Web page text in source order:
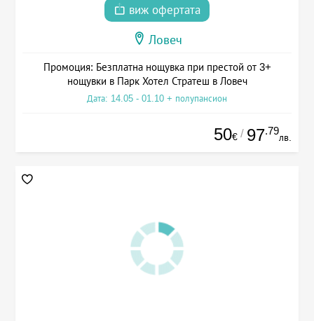
виж офертата
Ловеч
Промоция: Безплатна нощувка при престой от 3+
нощувки в Парк Хотел Стратеш в Ловеч
Дата: 14.05 - 01.10 + полупансион
50€ / 97.79
лв.